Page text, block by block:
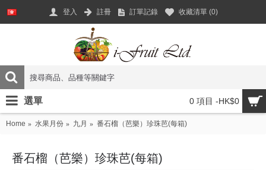
登入 註冊 訂單記錄 收藏清單 (0)
0 項目 -HK$0
選單
Home 水果月份 九月 番石榴（芭樂）珍珠芭(每箱)
番石榴（芭樂）珍珠芭(每箱)